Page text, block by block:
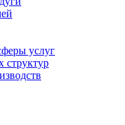
услуг
структур